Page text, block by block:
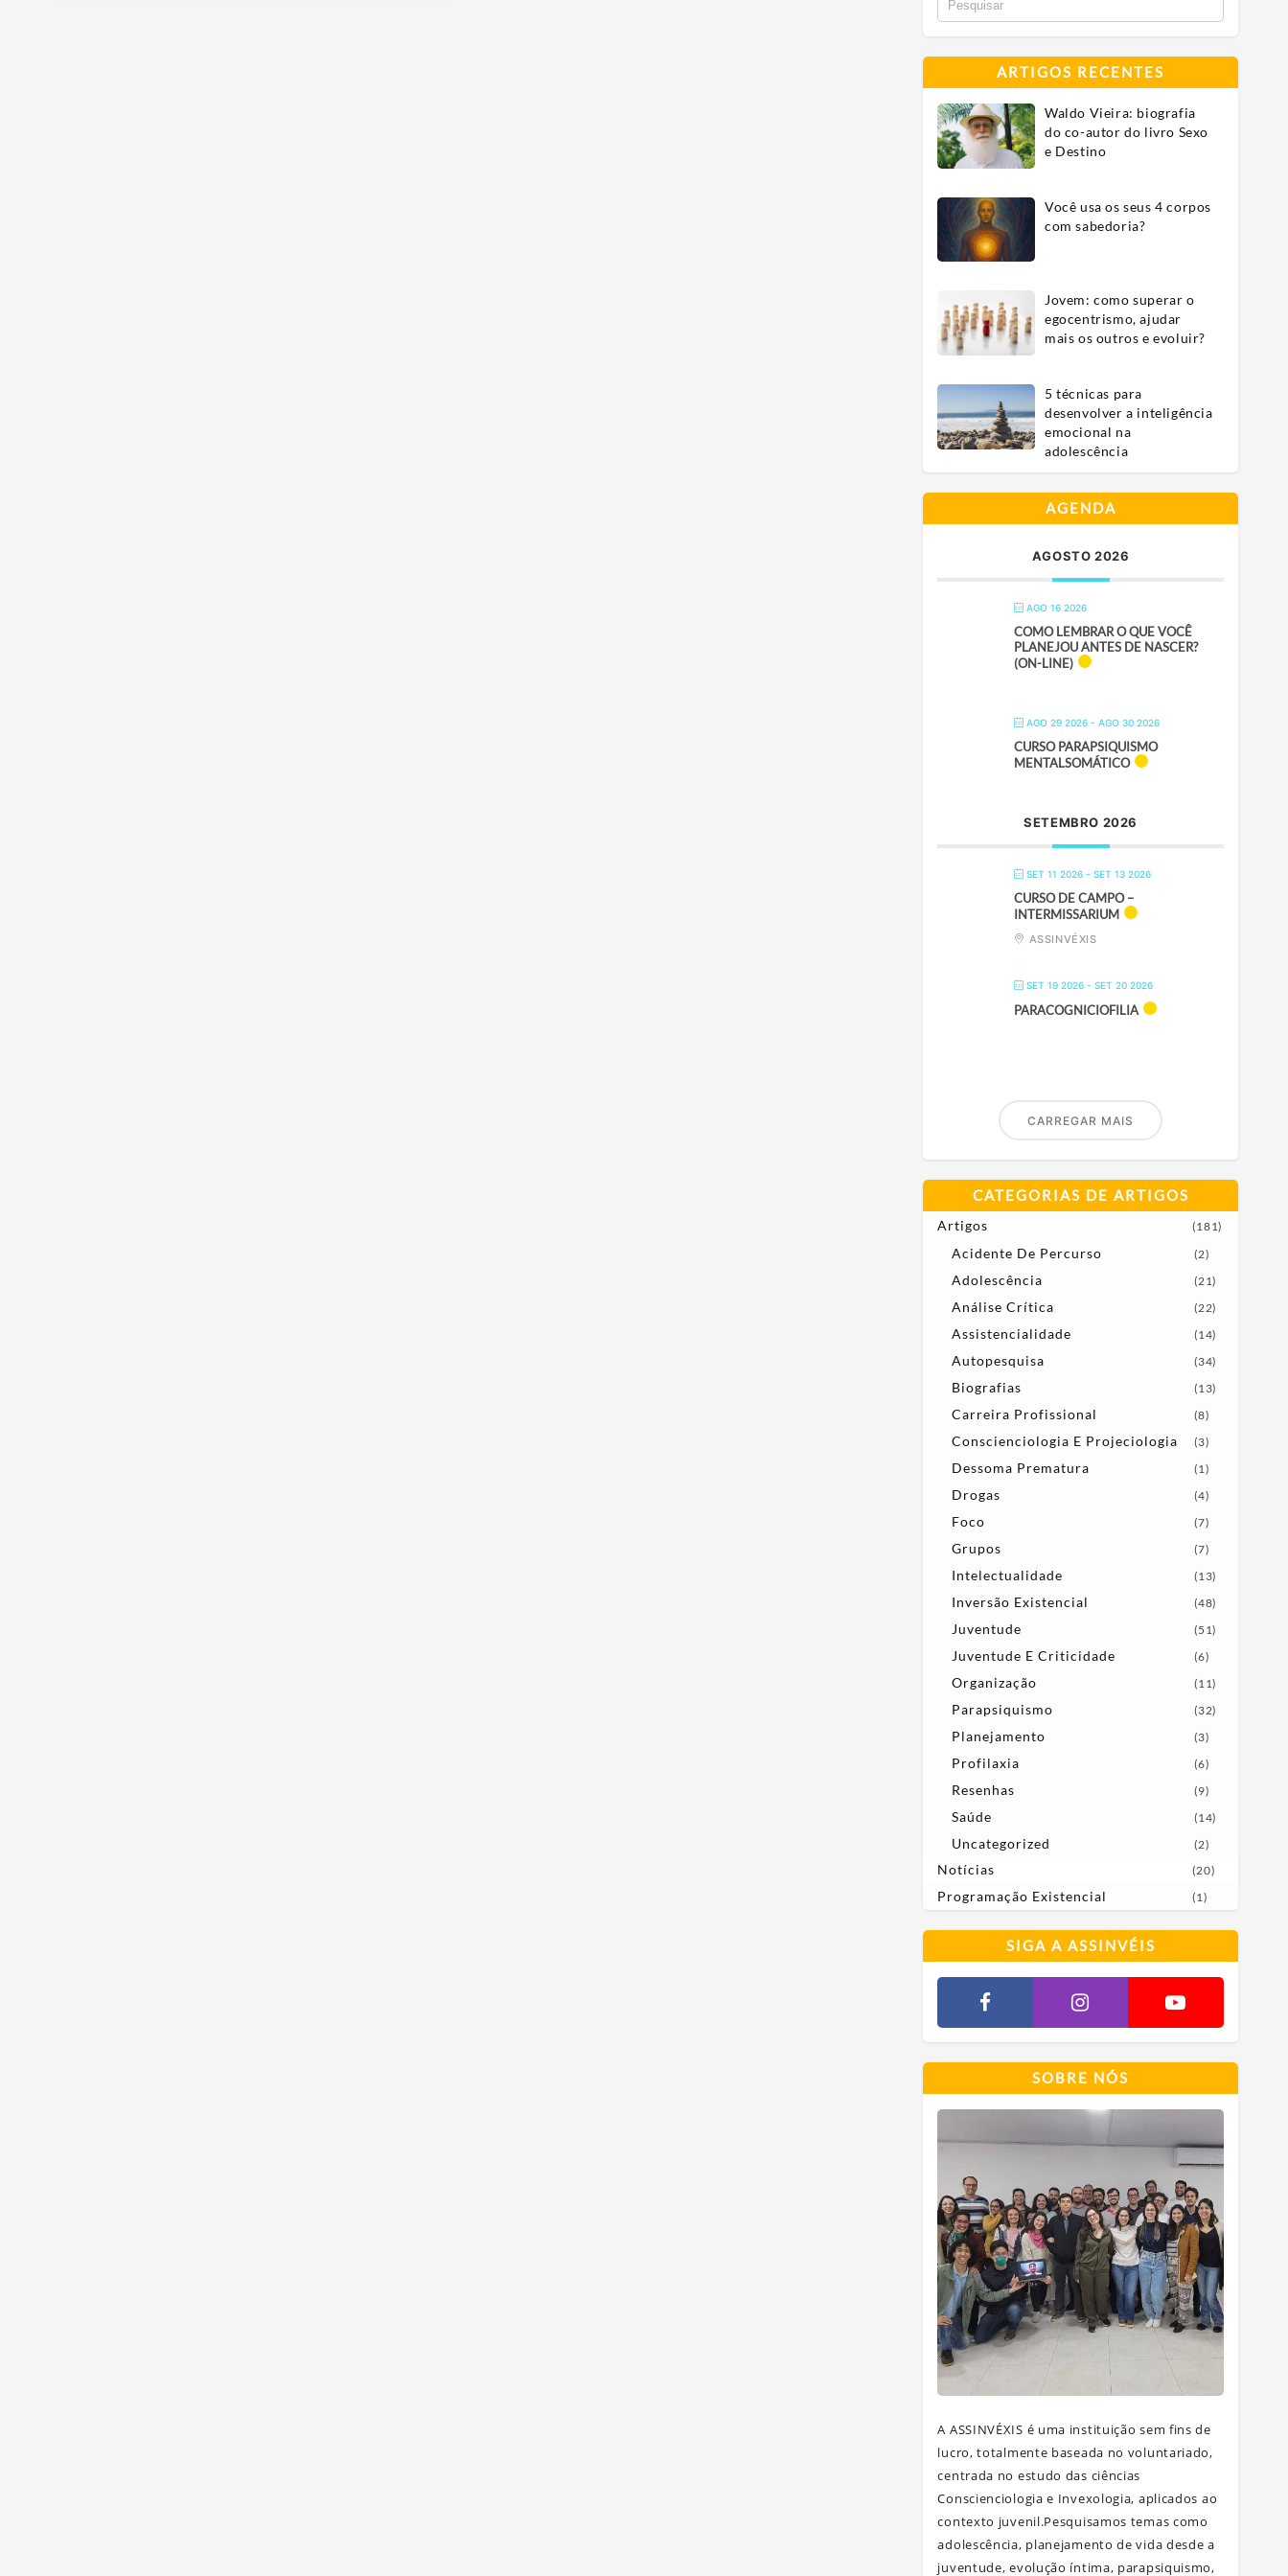
ARTIGOS RECENTES
Waldo Vieira: biografia
do co-autor do livro Sexo
e Destino
Você usa os seus 4 corpos
com sabedoria?
Jovem: como superar o
egocentrismo, ajudar
mais os outros e evoluir?
5 técnicas para
desenvolver a inteligência
emocional na
adolescência
AGENDA
AGOSTO 2026
AGO 16 2026
COMO LEMBRAR O QUE VOCÊ
PLANEJOU ANTES DE NASCER?
(ON-LINE)
AGO 29 2026 - AGO 30 2026
CURSO PARAPSIQUISMO
MENTALSOMÁTICO
SETEMBRO 2026
SET 11 2026 - SET 13 2026
CURSO DE CAMPO –
INTERMISSARIUM
ASSINVÉXIS
SET 19 2026 - SET 20 2026
PARACOGNICIOFILIA
CARREGAR MAIS
CATEGORIAS DE ARTIGOS
Artigos (181)
Acidente De Percurso (2)
Adolescência (21)
Análise Crítica (22)
Assistencialidade (14)
Autopesquisa (34)
Biografias (13)
Carreira Profissional (8)
Conscienciologia E Projeciologia (3)
Dessoma Prematura (1)
Drogas (4)
Foco (7)
Grupos (7)
Intelectualidade (13)
Inversão Existencial (48)
Juventude (51)
Juventude E Criticidade (6)
Organização (11)
Parapsiquismo (32)
Planejamento (3)
Profilaxia (6)
Resenhas (9)
Saúde (14)
Uncategorized (2)
Notícias (20)
Programação Existencial (1)
SIGA A ASSINVÉIS
SOBRE NÓS
A ASSINVÉXIS é uma instituição sem fins de
lucro, totalmente baseada no voluntariado,
centrada no estudo das ciências
Conscienciologia e Invexologia, aplicados ao
contexto juvenil.Pesquisamos temas como
adolescência, planejamento de vida desde a
juventude, evolução íntima, parapsiquismo,